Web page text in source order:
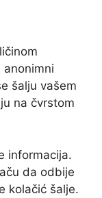
šalju vašem
na čvrstom
informacija.
da odbije
kolačić šalje.